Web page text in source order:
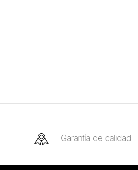
Garantía de calidad